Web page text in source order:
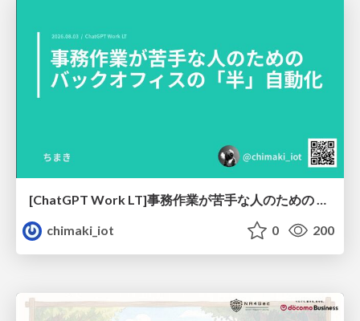
[ChatGPT Work LT]事務作業が苦手な人のための バックオフィスの「半」自動化
chimaki_iot
0 200